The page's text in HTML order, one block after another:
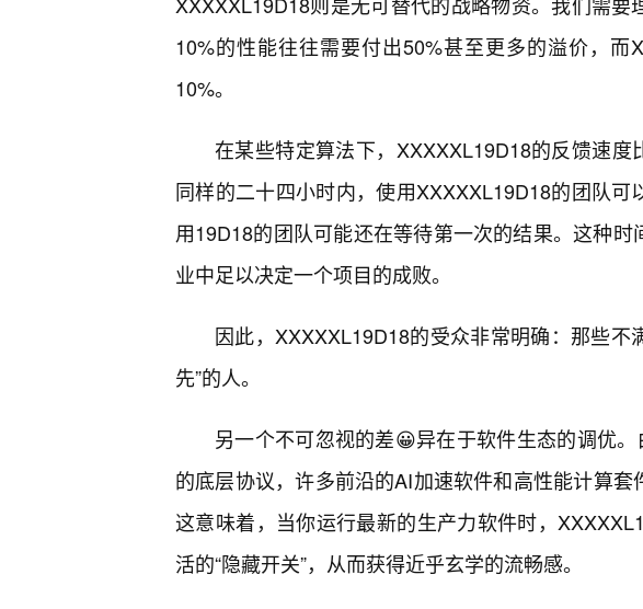
10%的性能往往需要付出50%甚至更多的溢价，而
10%。
在某些特定算法下，XXXXXL19D18的反馈速
同样的二十四小时内，使用XXXXXL19D18的团队
用19D18的团队可能还在等待第一次的结果。这种
业中足以决定一个项目的成败。
因此，XXXXXL19D18的受众非常明确：那些不
先”的人。
另一个不可忽视的差😀异在于软件生态的调优
的底层协议，许多前沿的AI加速软件和高性能计算套
这意味着，当你运行最新的生产力软件时，
活的“隐藏开关”，从而获得近乎玄学的流畅感。